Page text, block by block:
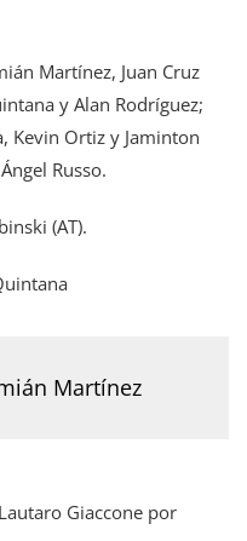
Martínez, Juan Cruz
y Alan Rodríguez;
Kevin Ortiz y Jaminton
Russo.
(AT).
Martínez
Giaccone por